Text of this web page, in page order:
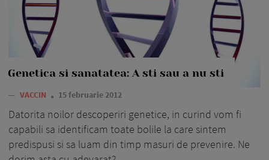
Genetica si sanatatea: A sti sau a nu sti
— VACCIN 15 februarie 2012
Datorita noilor descoperiri genetice, in curind vom fi
capabili sa identificam toate bolile la care sintem
predispusi si sa luam din timp masuri de prevenire. Ne